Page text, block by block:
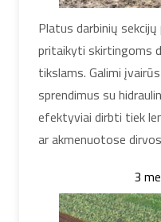
Platus darbinių
pritaikyti skirtingoms
tikslams. Galimi
sprendimus su
efektyviai dirbti tiek
ar akmenuotose
3